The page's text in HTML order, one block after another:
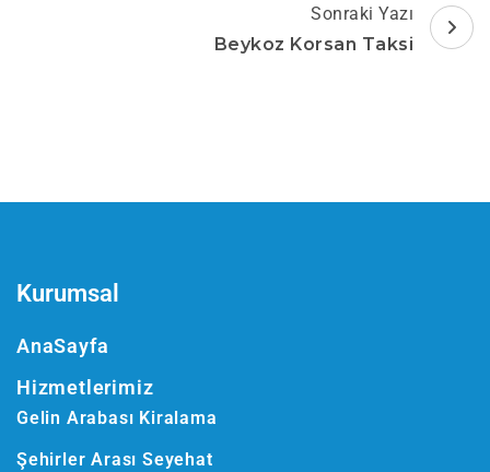
Sonraki Yazı
Beykoz Korsan Taksi
Kurumsal
AnaSayfa
Hizmetlerimiz
Gelin Arabası Kiralama
Şehirler Arası Seyehat